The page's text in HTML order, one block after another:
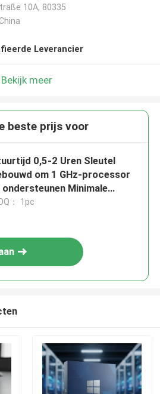
10A, 80335
Leverancier
Bekijk meer
beste prijs voor
0,5-2 Uren Sleutel
om 1 GHz-processor
ondersteunen Minimale
die zorgen
： 1pc